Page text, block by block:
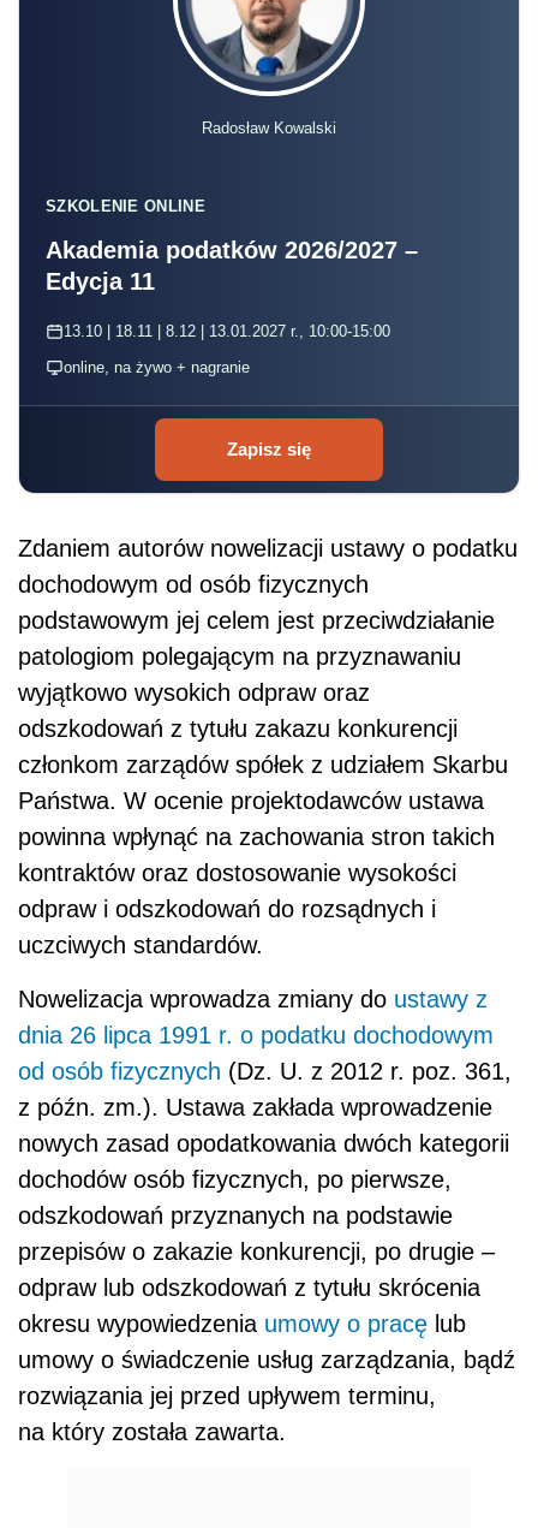
Radosław Kowalski
SZKOLENIE ONLINE
Akademia podatków 2026/2027 –
Edycja 11
13.10 | 18.11 | 8.12 | 13.01.2027 r., 10:00-15:00
online, na żywo + nagranie
Zapisz się
Zdaniem autorów nowelizacji ustawy o podatku
dochodowym od osób fizycznych
podstawowym jej celem jest przeciwdziałanie
patologiom polegającym na przyznawaniu
wyjątkowo wysokich odpraw oraz
odszkodowań z tytułu zakazu konkurencji
członkom zarządów spółek z udziałem Skarbu
Państwa. W ocenie projektodawców ustawa
powinna wpłynąć na zachowania stron takich
kontraktów oraz dostosowanie wysokości
odpraw i odszkodowań do rozsądnych i
uczciwych standardów.
Nowelizacja wprowadza zmiany do ustawy z
dnia 26 lipca 1991 r. o podatku dochodowym
od osób fizycznych (Dz. U. z 2012 r. poz. 361,
z późn. zm.). Ustawa zakłada wprowadzenie
nowych zasad opodatkowania dwóch kategorii
dochodów osób fizycznych, po pierwsze,
odszkodowań przyznanych na podstawie
przepisów o zakazie konkurencji, po drugie –
odpraw lub odszkodowań z tytułu skrócenia
okresu wypowiedzenia umowy o pracę lub
umowy o świadczenie usług zarządzania, bądź
rozwiązania jej przed upływem terminu,
na który została zawarta.